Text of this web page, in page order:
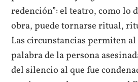
redención”: el teatro, como lo
obra, puede tornarse ritual,
Las circunstancias permiten
palabra de la persona
del silencio al que fue